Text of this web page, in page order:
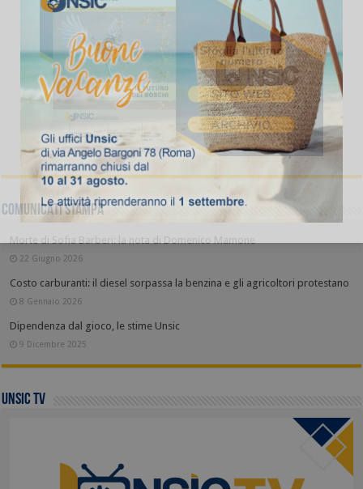
COMUNICATI STAMPA
Morte di Sofia Barberi: la nota di Domenico Mamone
22 Giugno 2026
Costo carburanti: il diesel sorpassa la benzina e gli agricoltori protestano
8 Gennaio 2026
Dipendenza dal gioco, le stime Unsic
9 Dicembre 2025
UNSIC TV